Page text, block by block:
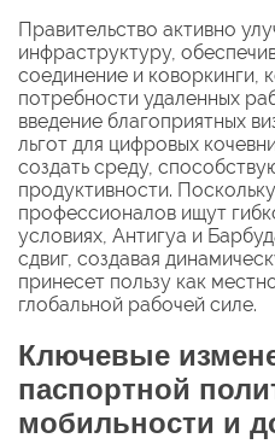
Правительство активно
инфраструктуру,
соединение и коворкинги,
потребности удаленных
введение благоприятных
льгот для цифровых
создать среду,
продуктивности.
профессионалов ищут
условиях, Антигуа и
сдвиг, создавая
принесет пользу как
глобальной рабочей силе.
Ключевые
паспортной
мобильности и